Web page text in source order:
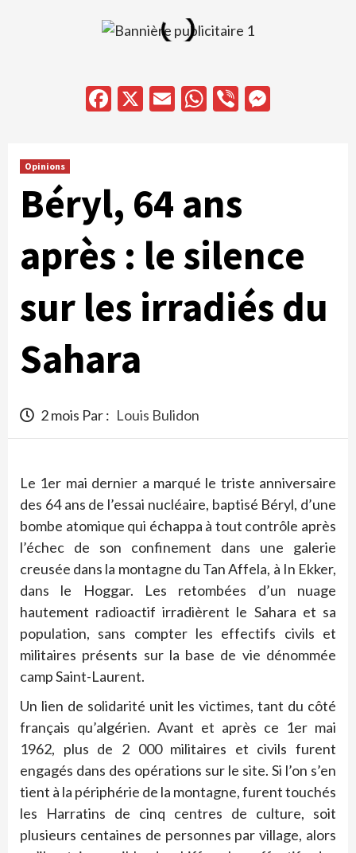
Facebook
X EmailWhatsApp
Viber
Opinions
Béryl, 64 ans
après : le silence
sur les irradiés du
Sahara
2 mois Par : Louis Bulidon
Le 1er mai dernier a marqué le triste anniversaire
des 64 ans de l’essai nucléaire, baptisé Béryl, d’une
bombe atomique qui échappa à tout contrôle après
l’échec de son confinement dans une galerie
creusée dans la montagne du Tan Affela, à In Ekker,
dans le Hoggar. Les retombées d’un nuage
hautement radioactif irradièrent le Sahara et sa
population, sans compter les effectifs civils et
militaires présents sur la base de vie dénommée
camp Saint-Laurent.
Un lien de solidarité unit les victimes, tant du côté
français qu’algérien. Avant et après ce 1er mai
1962, plus de 2 000 militaires et civils furent
engagés dans des opérations sur le site. Si l’on s’en
tient à la périphérie de la montagne, furent touchés
les Harratins de cinq centres de culture, soit
plusieurs centaines de personnes par village, alors